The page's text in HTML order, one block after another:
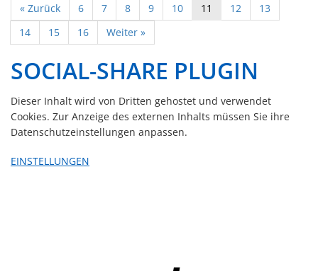
« Zurück 6 7 8 9 10 11 12
13
14
15 16 Weiter »
SOCIAL-SHARE PLUGIN
Dieser Inhalt wird von Dritten gehostet und verwendet
Cookies. Zur Anzeige des externen Inhalts müssen Sie ihre
Datenschutzeinstellungen anpassen.
EINSTELLUNGEN